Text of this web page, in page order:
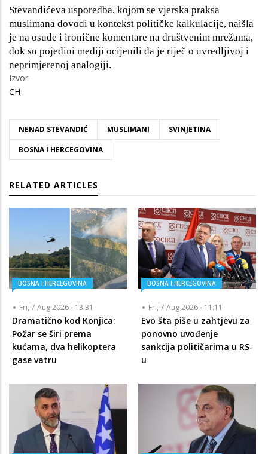
Stevandićeva usporedba, kojom se vjerska praksa
muslimana dovodi u kontekst političke kalkulacije, naišla
je na osude i ironične komentare na društvenim mrežama,
dok su pojedini mediji ocijenili da je riječ o uvredljivoj i
neprimjerenoj analogiji.
Izvor:
CH
NENAD STEVANDIĆ MUSLIMANI
SVINJETINA
BOSNA I HERCEGOVINA
RELATED ARTICLES
BOSNA I HERCEGOVINA
Fri, 7 Aug 2026 - 13:31
Dramatično kod Konjica:
Požar se širi prema
kućama, dva helikoptera
gase vatru
BOSNA I HERCEGOVINA
Fri, 7 Aug 2026 - 11:11
Evo šta piše u zahtjevu za
ponovno uvođenje
sankcija političarima u RS-
u